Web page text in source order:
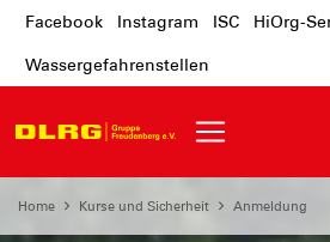
Facebook Instagram ISC HiOrg-
Wassergefahrenstellen
Home Kurse und Sicherheit Anmeldung